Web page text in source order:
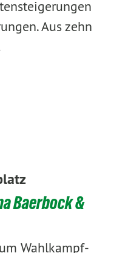
Aus zehn
Baerbock &
Wahlkampf-